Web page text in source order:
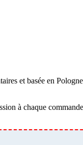
et basée en
à chaque